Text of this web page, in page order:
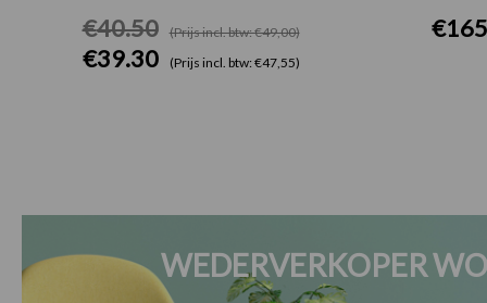
€40.50 (Prijs incl. btw: €49,00)
€39.30 (Prijs incl. btw: €47,55)
€
WEDERVERKOPER